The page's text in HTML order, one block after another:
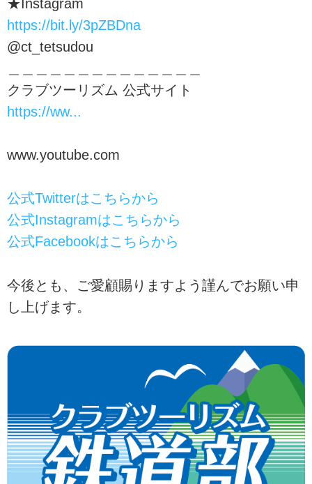
★Instagram
https://bit.ly/3pZBDna
@ct_tetsudou
クラブツーリズム 公式サイト
https://ww...
www.youtube.com
公式Twitterはこちらから
公式Instagramはこちらから
公式Facebookはこちらから
今後とも、ご愛顧賜りますよう謹んでお願い申
し上げます。